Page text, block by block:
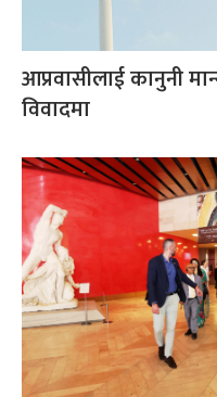
आप्रवासीलाई कानुनी
विवादमा